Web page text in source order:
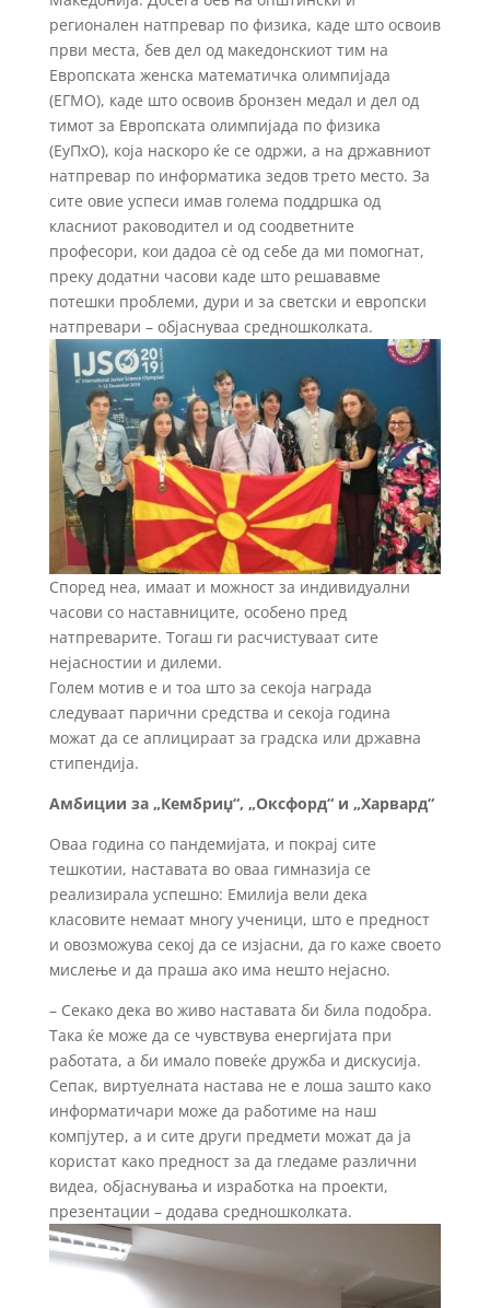
регионален натпревар по физика, каде што освоив
први места, бев дел од македонскиот тим на
Европската женска математичка oлимпијада
(ЕГМО), каде што освоив бронзен медал и дел од
тимот за Европската oлимпијада по физика
(ЕуПхО), која наскоро ќе се одржи, а на државниот
натпревар по информатика зедов трето место. За
сите овие успеси имав голема поддршка од
класниот раководител и од соодветните
професори, кои дадоа сѐ од себе да ми помогнат,
преку додатни часови каде што решававме
потешки проблеми, дури и за светски и европски
натпревари – објаснуваа средношколката.
Според неа, имаат и можност за индивидуални
часови со наставниците, особено пред
натпреварите. Тогаш ги расчистуваат сите
нејасностии и дилеми.
Голем мотив е и тоа што за секоја награда
следуваат парични средства и секоја година
можат да се аплицираат за градска или државна
стипендија.
Амбиции за „Кембриџ“, „Оксфорд“ и „Харвард“
Оваа година со пандемијата, и покрај сите
тешкотии, наставата во оваа гимназија се
реализирала успешно: Емилија вели дека
класовите немаат многу ученици, што е предност
и овозможува секој да се изјасни, да го каже своето
мислење и да праша ако има нешто нејасно.
– Секако дека во живо наставата би била подобра.
Така ќе може да се чувствува енергијата при
работата, а би имало повеќе дружба и дискусија.
Сепак, виртуелната настава не е лоша зашто како
информатичари може да работиме на наш
компјутер, а и сите други предмети можат да ја
користат како предност за да гледаме различни
видеа, објаснувања и изработка на проекти,
презентации – додава средношколката.